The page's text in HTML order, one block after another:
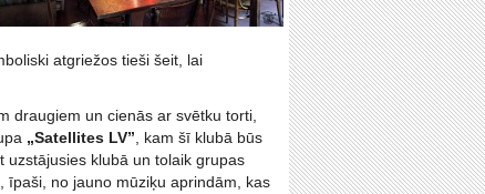
atgriežos tieši šeit, lai
draugiem un cienās ar svētku torti,
„Satellites LV” , kam šī klubā būs
uzstājusies klubā un tolaik grupas
īpaši, no jauno mūziķu aprindām, kas